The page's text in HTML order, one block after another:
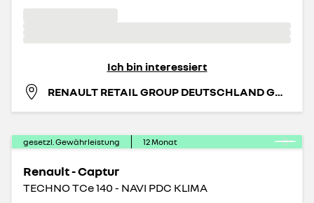
Ich bin interessiert
RENAULT RETAIL GROUP DEUTSCHLAND GMBH
gesetzl. Gewährleistung 12Monat
Renault - Captur
TECHNO TCe 140 - NAVI PDC KLIMA